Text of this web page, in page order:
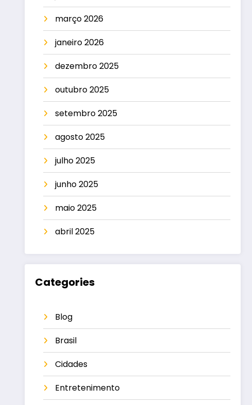
março 2026
janeiro 2026
dezembro 2025
outubro 2025
setembro 2025
agosto 2025
julho 2025
junho 2025
maio 2025
abril 2025
Categories
Blog
Brasil
Cidades
Entretenimento